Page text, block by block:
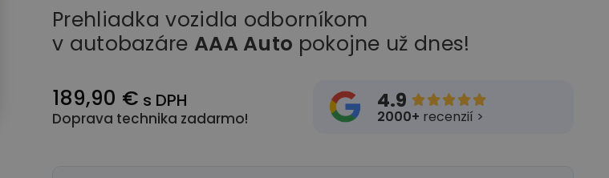
Prehliadka vozidla odborníkom
v autobazáre AAA Auto pokojne už dnes!
189,90 € s DPH
Doprava technika zadarmo!
4.9 
2000+ recenzií >